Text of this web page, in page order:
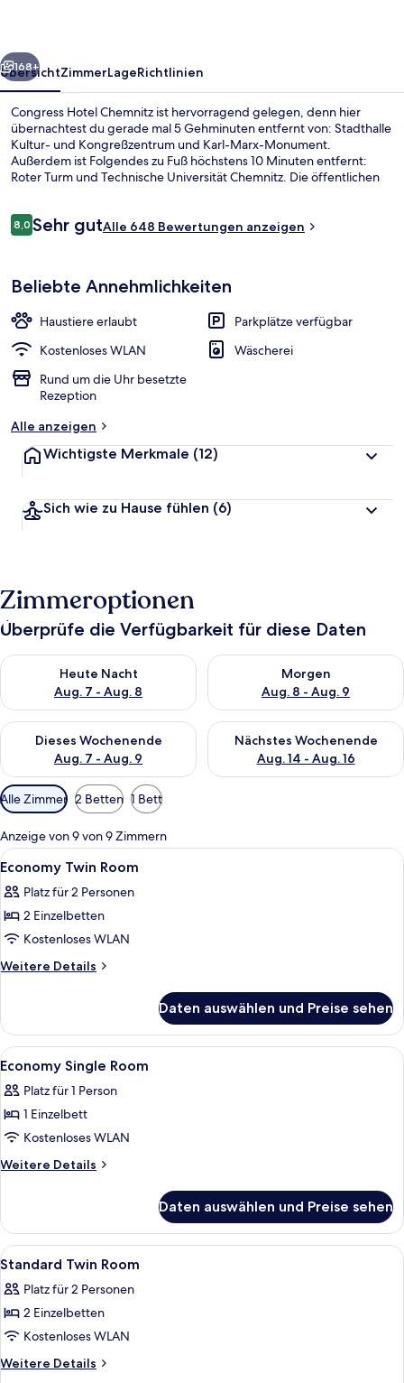
Weiter
168+
ÜbersichtZimmerLageRichtlinien
Congress Hotel Chemnitz ist hervorragend gelegen, denn hier
übernachtest du gerade mal 5 Gehminuten entfernt von: Stadthalle
Kultur- und Kongreßzentrum und Karl-Marx-Monument.
Außerdem ist Folgendes zu Fuß höchstens 10 Minuten entfernt:
Roter Turm und Technische Universität Chemnitz. Die öffentlichen
Minuten und zur Straßenbahnhaltestelle Chemnitz Hauptbahnhof
Bewertungen
8,08,0 von 10.
Sehr gutAlle 648 Bewertungen anzeigen
Beliebte Annehmlichkeiten
Haustiere erlaubt
Parkplätze verfügbar
Kostenloses WLAN
Wäscherei
Rund um die Uhr besetzte
Rezeption
Alle anzeigen
Wichtigste Merkmale (12)
Sich wie zu Hause fühlen (6)
Zimmeroptionen
Überprüfe die Verfügbarkeit für diese Daten
Heute Nacht
Aug. 7 - Aug. 8
Überprüfe die Verfügbarkeit für heute Nacht, Aug. 7 - Aug. 8.
Morgen
Aug. 8 - Aug. 9
Überprüfe die Verfügbarkeit
Dieses Wochenende
Aug. 7 - Aug. 9
Überprüfe die Verfügbarkeit für dieses Wochenende, Aug. 7
Nächstes Wochenende
Aug. 14 - Aug. 16
Überprüfe die Verfügbarkeit
Verfügbare
Filter
für
Zimmer
Alle Zimmer 2 Betten 1 Bett
Anzeige von 9 von 9 Zimmern
Alle
Fotos
für
Economy
Twin
Room
Ein Hotelzimmer mit zwei Betten,
10
Economy Twin Room
Platz für 2 Personen
2 Einzelbetten
Kostenloses WLAN
Weitere Details
Weitere
Twin
Room
Daten auswählen und Preise sehen
Alle
Fotos
für
Economy
Single
Room
Ein Hotelzimmer mit Bett,
17
Economy Single Room
Platz für 1 Person
1 Einzelbett
Kostenloses WLAN
Weitere Details
Weitere
Single
Room
Daten auswählen und Preise sehen
Alle
Fotos
für
Standard
Twin
Room
Ein Hotelzimmer mit zwei Betten,
2
Standard Twin Room
Platz für 2 Personen
2 Einzelbetten
Kostenloses WLAN
Weitere Details
Weitere